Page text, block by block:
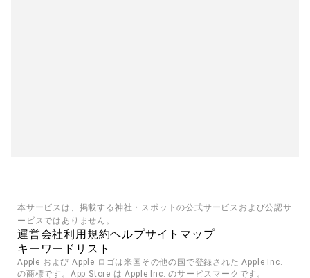
本サービスは、掲載する神社・スポットの公式サービスおよび公認サ
ービスではありません。
運営会社利用規約ヘルプサイトマップ
キーワードリスト
Apple および Apple ロゴは米国その他の国で登録された Apple Inc.
の商標です。App Store は Apple Inc. のサービスマークです。